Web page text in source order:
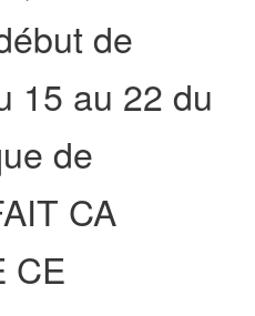
de
15 au 22 du
de
CA
CE